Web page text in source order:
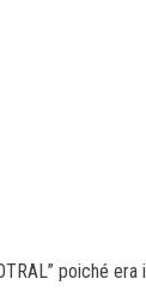
poiché era